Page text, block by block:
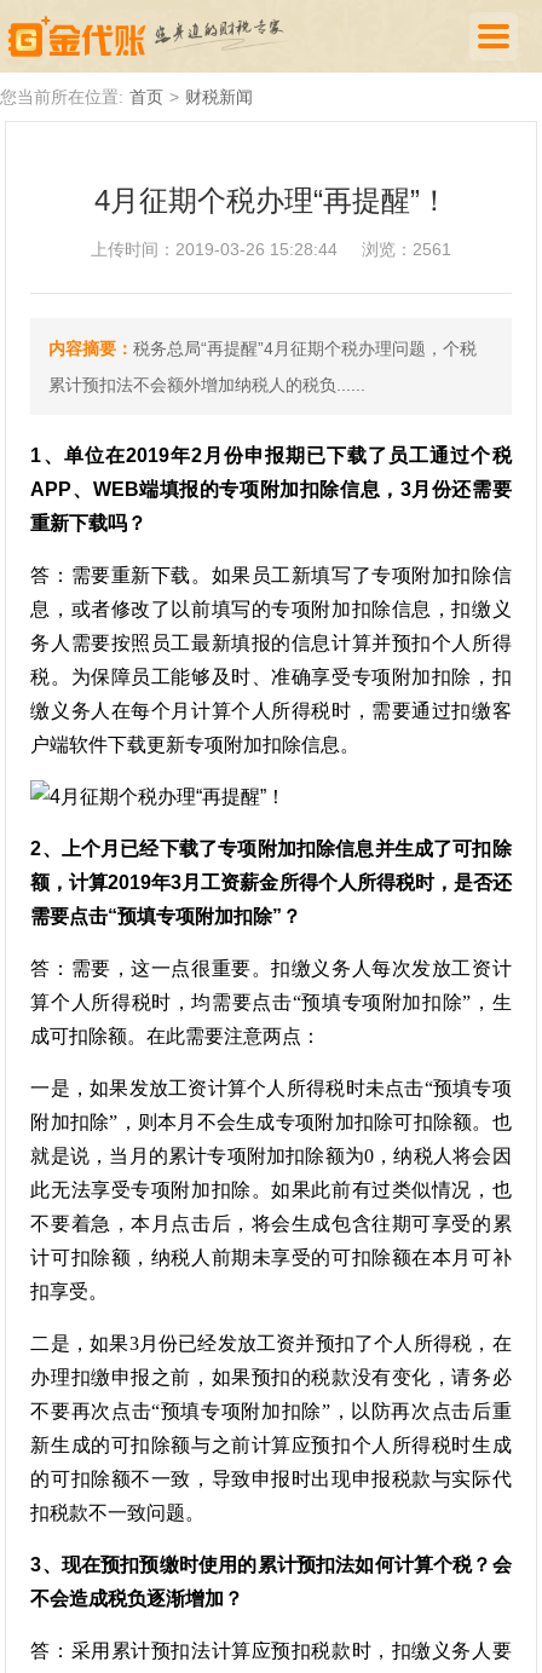
代理记账
厦门落户
关于我们
企业登录
您当前所在位置: 首页 > 财税新闻
4月征期个税办理“再提醒”！
上传时间：2019-03-26 15:28:44 浏览：2561
内容摘要：税务总局“再提醒”4月征期个税办理问题，个税
累计预扣法不会额外增加纳税人的税负......
1、单位在2019年2月份申报期已下载了员工通过个税
APP、WEB端填报的专项附加扣除信息，3月份还需要
重新下载吗？
答：需要重新下载。如果员工新填写了专项附加扣除信
息，或者修改了以前填写的专项附加扣除信息，扣缴义
务人需要按照员工最新填报的信息计算并预扣个人所得
税。为保障员工能够及时、准确享受专项附加扣除，扣
缴义务人在每个月计算个人所得税时，需要通过扣缴客
户端软件下载更新专项附加扣除信息。
2、上个月已经下载了专项附加扣除信息并生成了可扣除
额，计算2019年3月工资薪金所得个人所得税时，是否还
需要点击“预填专项附加扣除”？
答：需要，这一点很重要。扣缴义务人每次发放工资计
算个人所得税时，均需要点击“预填专项附加扣除”，生
成可扣除额。在此需要注意两点：
一是，如果发放工资计算个人所得税时未点击“预填专项
附加扣除”，则本月不会生成专项附加扣除可扣除额。也
就是说，当月的累计专项附加扣除额为0，纳税人将会因
此无法享受专项附加扣除。如果此前有过类似情况，也
不要着急，本月点击后，将会生成包含往期可享受的累
计可扣除额，纳税人前期未享受的可扣除额在本月可补
扣享受。
二是，如果3月份已经发放工资并预扣了个人所得税，在
办理扣缴申报之前，如果预扣的税款没有变化，请务必
不要再次点击“预填专项附加扣除”，以防再次点击后重
新生成的可扣除额与之前计算应预扣个人所得税时生成
的可扣除额不一致，导致申报时出现申报税款与实际代
扣税款不一致问题。
3、现在预扣预缴时使用的累计预扣法如何计算个税？会
不会造成税负逐渐增加？
答：采用累计预扣法计算应预扣税款时，扣缴义务人要